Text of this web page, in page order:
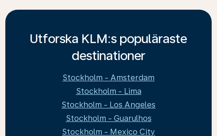
Utforska KLM:s populäraste
destinationer
Stockholm - Amsterdam
Stockholm - Lima
Stockholm - Los Angeles
Stockholm - Guarulhos
Stockholm - Mexico City